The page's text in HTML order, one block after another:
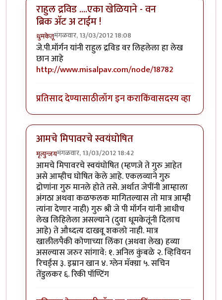
राहुल द्रविड ....एका खेळियाने - वन
ब्रिक अ‍ॅट अ टाईम !
धुमकेतूमंगळवार, 13/03/2012 18:08
In reply toराहुल द्रविड बद्द्ल पण लिहाbyपक पक पक
जे.पी.मॉर्गन यांनी राहुल द्रविड वर लिहलेला हालेख
छान आहे
http://www.misalpav.com/node/18782
प्रतिसाद देण्यासाठीलॉग इन कराकिंवासदस्य व्हा
आमचे मिपावरचे स्वयंघोषित
मृत्युन्जयमंगळवार, 13/03/2012 18:42
In reply toराहुल द्रविड बद्द्ल पण लिहाbyपक पक पक
आमचे मिपावरचे स्वयंघोषित (म्हणजे ते गुरु आहेत
असे आम्हीच घोषित केले आहे. एकलव्याने गुरु
द्रोणांना गुरु मानले होते तसे. अर्थात जेपींनी आम्हाला
अंगठा अथवा कळफलक मागितल्यास तो मात्र आम्ही
त्यांना देणार नाही) गुरु श्री जे पी मॉर्गन यांनी आधीच
लेख लिहिलेला असल्याने (दुवा धूमकेतूंनी दिलाच
आहे) ते औध्दत्य दाखवू शकलो नाही. मात्र
खालीलपैकी कोणाच्या लिंका (अथवा लेख) हव्या
असल्यास जरुर सांगावे: १. अनिल कुंबळे २. व्हिवियन
रिचर्ड्स ३. इम्रान खान ४. ग्लेन मॅक्ग्रा ५. सचिन
तेंडुलकर ६. रिकी पॉण्टिंग